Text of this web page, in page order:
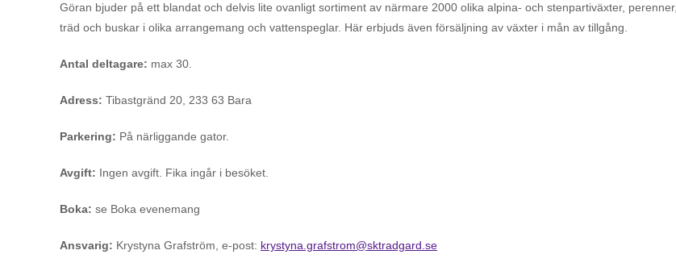
Göran bjuder på ett blandat och delvis lite ovanligt sortiment av närmare 2000 olika alpina- och stenpartiväxter, perenner,
träd och buskar i olika arrangemang och vattenspeglar. Här erbjuds även försäljning av växter i mån av tillgång.
Antal deltagare: max 30.
Adress: Tibastgränd 20, 233 63 Bara
Parkering: På närliggande gator.
Avgift: Ingen avgift. Fika ingår i besöket.
Boka: se Boka evenemang
Ansvarig: Krystyna Grafström, e-post: krystyna.grafstrom@sktradgard.se